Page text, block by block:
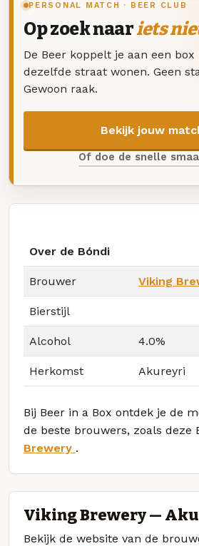
PERSONAL MATCH · BEER CLUB
Op zoek naariets
De Beer koppelt je aan een
dezelfde straat wonen. Geen
Gewoon raak.
Bekijk jouw
Of doe de snelle
Over de Bóndi
Brouwer Viking
Bierstijl
Alcohol 4.0%
Herkomst Akureyri
Bij Beer in a Box ontdek je de
de beste brouwers, zoals deze
Brewery .
Viking Brewery —
Bekijk de website van de